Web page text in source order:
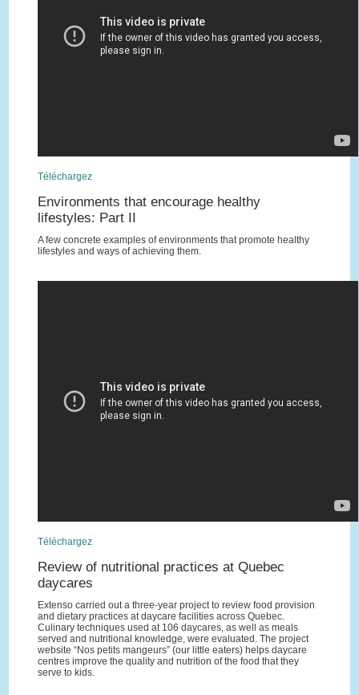
Téléchargez
Environments that encourage healthy
lifestyles: Part II
A few concrete examples of environments that promote healthy
lifestyles and ways of achieving them.
Téléchargez
Review of nutritional practices at Quebec
daycares
Extenso carried out a three-year project to review food provision
and dietary practices at daycare facilities across Quebec.
Culinary techniques used at 106 daycares, as well as meals
served and nutritional knowledge, were evaluated. The project
website “Nos petits mangeurs” (our little eaters) helps daycare
centres improve the quality and nutrition of the food that they
serve to kids.